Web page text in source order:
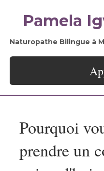
Pamela
Naturopathe Bilingue à
Pourquoi
prendre un